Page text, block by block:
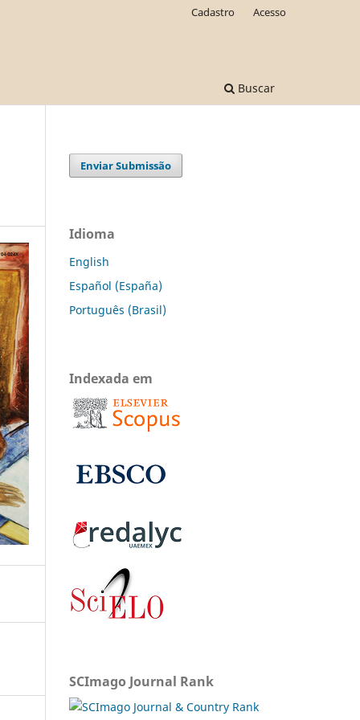
Buscar
Cadastro Acesso
Enviar Submissão
Idioma
English
Español (España)
Português (Brasil)
Indexada em
SCImago Journal Rank